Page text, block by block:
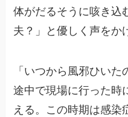
体がだるそうに咳き込
夫？」と優しく声をか
「いつから風邪ひい
途中で現場に行った時
える。この時期は感染